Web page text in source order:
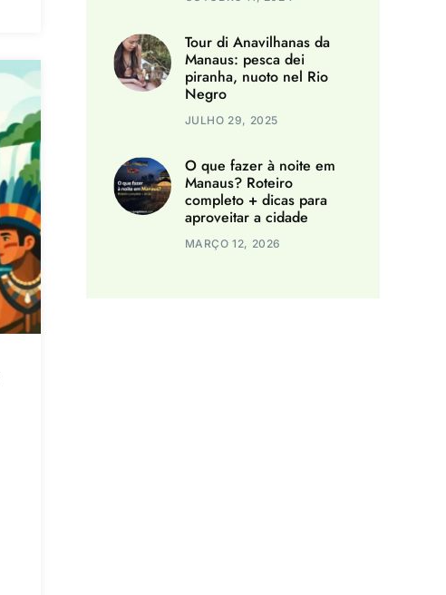
Tour di Anavilhanas da
Manaus: pesca dei
piranha, nuoto nel Rio
Negro
JULHO 29, 2025
O que fazer à noite em
Manaus? Roteiro
completo + dicas para
aproveitar a cidade
MARÇO 12, 2026